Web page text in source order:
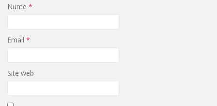
Nume *
Email *
Site web